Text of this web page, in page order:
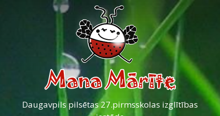
Daugavpils pilsētas27.pirmsskolas izglītības